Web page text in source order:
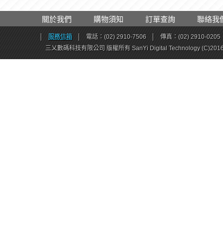
關於我們 購物須知 訂單查詢 聯絡我
服務信箱 電話：(02) 2910-7506
傳真：(02) 2910-0205
三乂數碼科技有限公司 版權所有 SanYi Digital Technology